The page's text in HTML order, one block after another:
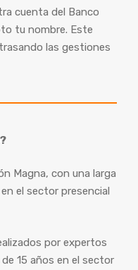
cuenta del Banco
tu nombre. Este
las gestiones
Magna, con una larga
el sector presencial
por expertos
15 años en el sector